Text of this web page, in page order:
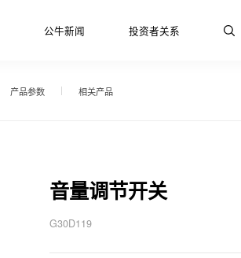
公牛新闻 投资者关系
产品参数 相关产品
音量调节开关
G30D119